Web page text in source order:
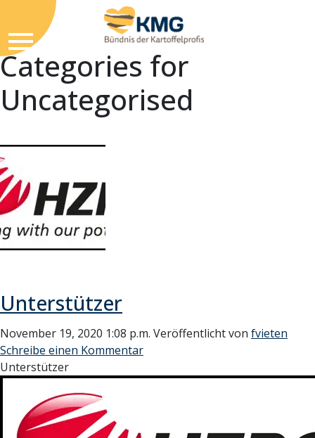
Categories for
Uncategorised
Unterstützer
November 19, 2020 1:08 p.m. Veröffentlicht von fvieten
Schreibe einen Kommentar
Unterstützer